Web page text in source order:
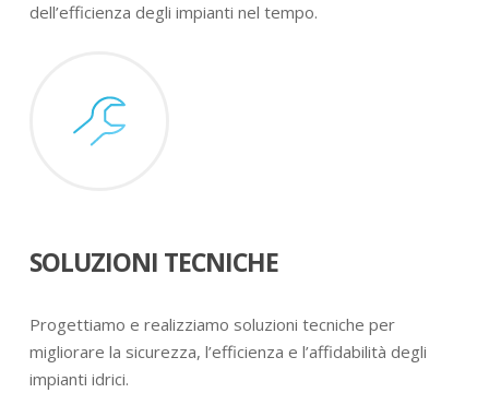
dell’efficienza degli impianti nel tempo.
SOLUZIONI TECNICHE
Progettiamo e realizziamo soluzioni tecniche per
migliorare la sicurezza, l’efficienza e l’affidabilità degli
impianti idrici.